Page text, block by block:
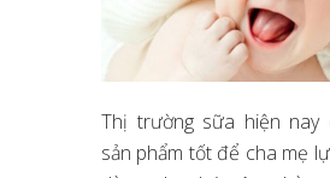
Thị trường sữa hiện nay
sản phẩm tốt để cha mẹ